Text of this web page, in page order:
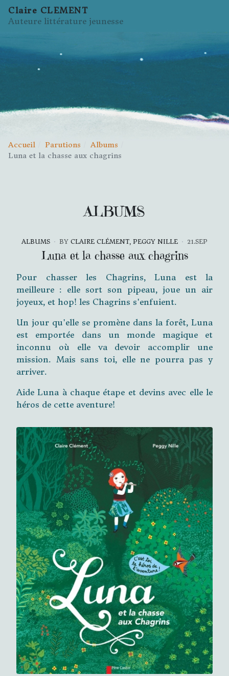
Claire CLEMENT
Auteure littérature jeunesse
Accueil Parutions
Albums
Luna et la chasse aux chagrins
ALBUMS
ALBUMS BY CLAIRE CLÉMENT, PEGGY NILLE 21.SEP
Luna et la chasse aux chagrins
Pour chasser les Chagrins, Luna est la
meilleure : elle sort son pipeau, joue un air
joyeux, et hop! les Chagrins s'enfuient.
Un jour qu'elle se promène dans la forêt, Luna
est emportée dans un monde magique et
inconnu où elle va devoir accomplir une
mission. Mais sans toi, elle ne pourra pas y
arriver.
Aide Luna à chaque étape et devins avec elle le
héros de cette aventure!